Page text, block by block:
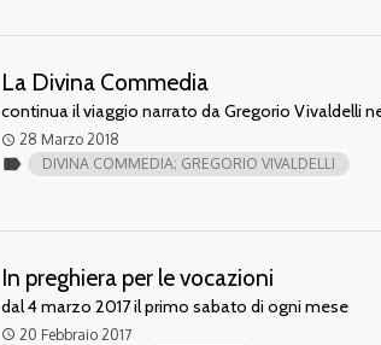
La Divina Commedia
continua il viaggio narrato da Gregorio Vivaldelli
access_time 28 Marzo 2018
label DIVINA COMMEDIA; GREGORIO VIVALDELLI
In preghiera per le vocazioni
dal 4 marzo 2017 il primo sabato di ogni mese
access_time 20 Febbraio 2017